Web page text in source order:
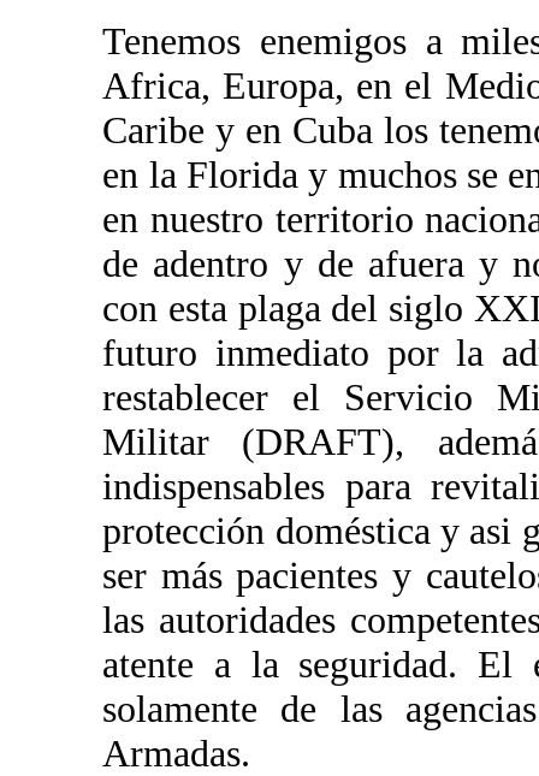
Tenemos enemigos a
Africa, Europa, en el
Caribe y en Cuba los
en la Florida y muchos se
en nuestro territorio
de adentro y de afuera y
con esta plaga del siglo
futuro inmediato por la
restablecer el Servicio
Militar (DRAFT),
indispensables para
protección doméstica y asi
ser más pacientes y
las autoridades
atente a la seguridad. El
solamente de las
Armadas.